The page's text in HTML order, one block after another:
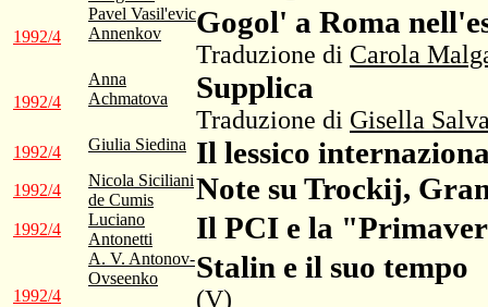
1992/4
Pavel Vasil'evic
Annenkov
Gogol' a Roma
Traduzione di Carola
1992/4
Anna
Achmatova
Supplica
Traduzione di Gisella
1992/4 Giulia Siedina Il lessico
1992/4
Nicola Siciliani
de Cumis
Note su Trockij,
1992/4
Luciano
Antonetti
Il PCI e la
1992/4
A. V. Antonov-
Ovseenko
Stalin e il suo tempo
(V)